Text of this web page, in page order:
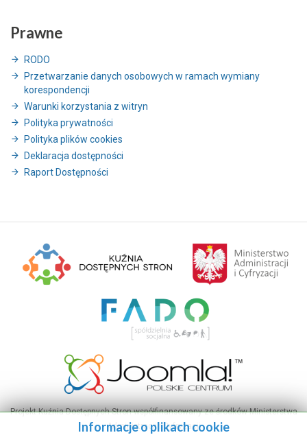
Prawne
RODO
Przetwarzanie danych osobowych w ramach wymiany
korespondencji
Warunki korzystania z witryn
Polityka prywatności
Polityka plików cookies
Deklaracja dostępności
Raport Dostępności
Projekt Kuźnia Dostępnych Stron współfinansowany ze środków Ministerstwa
Administracji i Cyfryzacji
Informacje o plikach cookie